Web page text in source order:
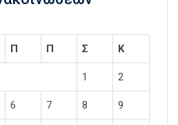
Π Π Σ Κ
1 2
6 7 8 9